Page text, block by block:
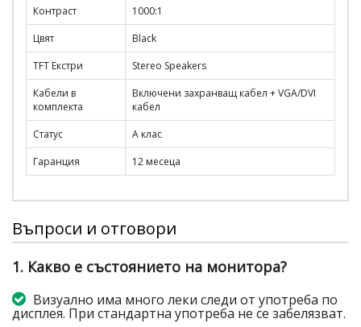
Контраст
1000:1
Цвят
Black
TFT Екстри
Stereo Speakers
Кабели в
комплекта
Включени захранващ кабел + VGA/DVI
кабел
Статус
A клас
Гаранция
12 месеца
Въпроси и отговори
1. Какво е състоянието на монитора?
Визуално има много леки следи от употреба по
дисплея. При стандартна употреба не се забелязват.